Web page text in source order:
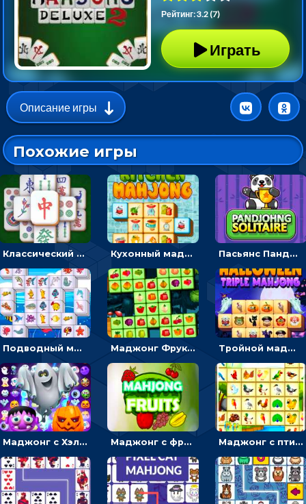
Рейтинг: 3.2 (7)
Играть
Описание игры
Похожие игры
Классический маджонг на время: находить пары одинаковых плиток, чтобы расчищать поле Кухонный маджонг: соединять пары посуды и расчищать поле Пасьянс Панджонг: собирать карты по порядку, чтобы очистить поле
Подводный маджонг: искать и соединять рыбок парами Маджонг Фрукты: тапать и убирать одинаковые плоды Тройной маджонг с ужастиками: отмечать по три плитки и убирать с поля
Маджонг с Хэллоуином: искать пару для ужастиков, чтобы очистить поле Маджонг с фруктами: соединить плоды линией и убрать с поля Маджонг с птицами: соединять пернатых, чтобы освобождать поле